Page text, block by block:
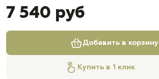
7 540 руб
Добавить в корзину
Купить в 1 клик